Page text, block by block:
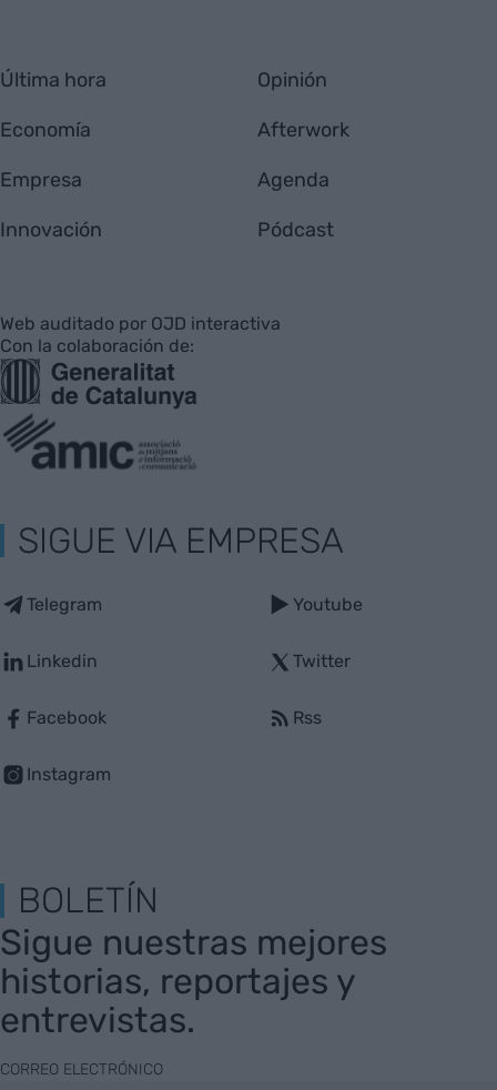
Última hora
Economía
Empresa
Innovación
Opinión
Afterwork
Agenda
Pódcast
Web auditado por OJD interactiva
Con la colaboración de:
SIGUE VIA EMPRESA
Telegram
Linkedin
Facebook
Instagram
Youtube
Twitter
Rss
BOLETÍN
Sigue nuestras mejores
historias, reportajes y
entrevistas.
CORREO ELECTRÓNICO